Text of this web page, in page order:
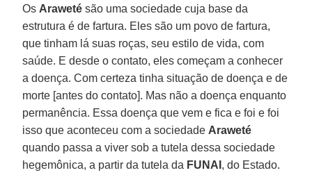
Os Araweté são uma sociedade cuja base da
estrutura é de fartura. Eles são um povo de fartura,
que tinham lá suas roças, seu estilo de vida, com
saúde. E desde o contato, eles começam a conhecer
a doença. Com certeza tinha situação de doença e de
morte [antes do contato]. Mas não a doença enquanto
permanência. Essa doença que vem e fica e foi e foi
isso que aconteceu com a sociedade Araweté
quando passa a viver sob a tutela dessa sociedade
hegemônica, a partir da tutela da FUNAI , do Estado.